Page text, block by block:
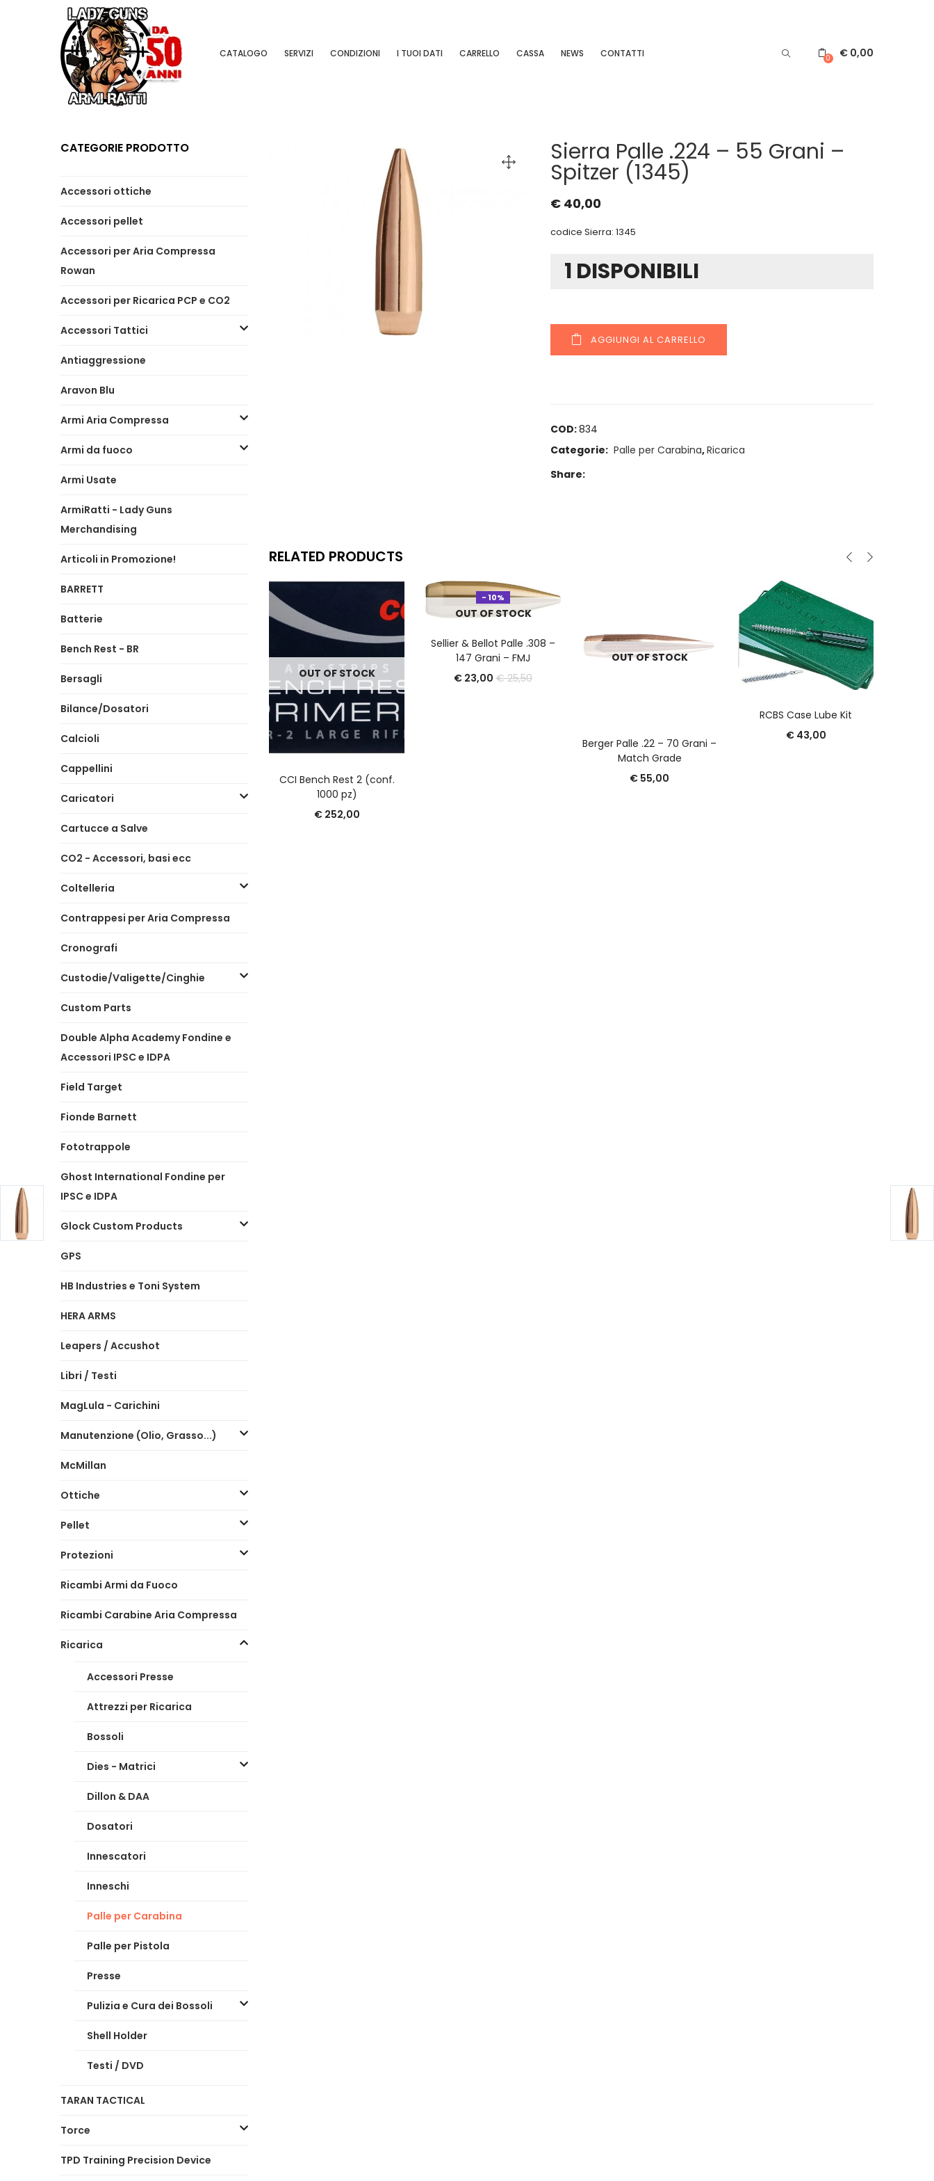
CATALOGO SERVIZI CONDIZIONI I TUOI DATI CARRELLO CASSA NEWS CONTATTI 0 €0,00
Sierra Palle .224 – 55 Grani –
Spitzer (1345)
€ 40,00
codice Sierra: 1345
1 DISPONIBILI
AGGIUNGI AL CARRELLO
COD:834
Categorie: Palle per Carabina,Ricarica
Share:
RELATED PRODUCTS
OUT OF STOCK
CCI Bench Rest 2 (conf.
1000 pz)
€252,00
LEGGI TUTTO
- 10%
OUT OF STOCK
Sellier & Bellot Palle .308 –
147 Grani – FMJ
€ 23,00 Il€25,50Il
OUT OF STOCK
Berger Palle .22 – 70 Grani –
Match Grade
€ 55,00
RCBS Case Lube Kit
€43,00
CATEGORIE PRODOTTO
Accessori ottiche
Accessori pellet
Accessori per Aria Compressa
Rowan
Accessori per Ricarica PCP e CO2
Accessori Tattici
Antiaggressione
Aravon Blu
Armi Aria Compressa
Armi da fuoco
Armi Usate
ArmiRatti - Lady Guns
Merchandising
Articoli in Promozione!
BARRETT
Batterie
Bench Rest - BR
Bersagli
Bilance/Dosatori
Calcioli
Cappellini
Caricatori
Cartucce a Salve
CO2 - Accessori, basi ecc
Coltelleria
Contrappesi per Aria Compressa
Cronografi
Custodie/Valigette/Cinghie
Custom Parts
Double Alpha Academy Fondine e
Accessori IPSC e IDPA
Field Target
Fionde Barnett
Fototrappole
Ghost International Fondine per
IPSC e IDPA
Glock Custom Products
GPS
HB Industries e Toni System
HERA ARMS
Leapers / Accushot
Libri / Testi
MagLula - Carichini
Manutenzione (Olio, Grasso...)
McMillan
Ottiche
Pellet
Protezioni
Ricambi Armi da Fuoco
Ricambi Carabine Aria Compressa
Ricarica
Accessori Presse
Attrezzi per Ricarica
Bossoli
Dies - Matrici
Dillon & DAA
Dosatori
Innescatori
Inneschi
Palle per Carabina
Palle per Pistola
Presse
Pulizia e Cura dei Bossoli
Shell Holder
Testi / DVD
TARAN TACTICAL
Torce
TPD Training Precision Device